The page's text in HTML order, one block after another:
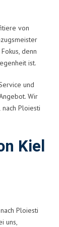
von
denn
ist.
und
Wir
Ploiesti
Kiel
Ploiesti
uns,